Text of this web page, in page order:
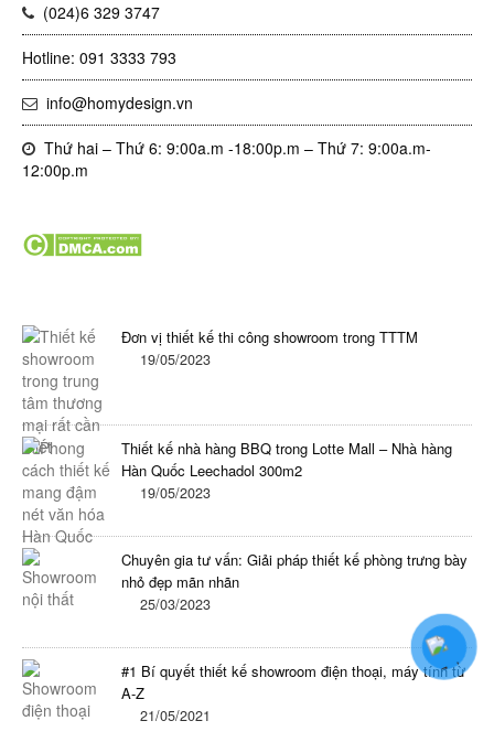
(024)6 329 3747
Hotline: 091 3333 793
info@homydesign.vn
Thứ hai – Thứ 6: 9:00a.m -18:00p.m – Thứ 7: 9:00a.m-
12:00p.m
Đơn vị thiết kế thi công showroom trong TTTM
19/05/2023
Thiết kế nhà hàng BBQ trong Lotte Mall – Nhà hàng
Hàn Quốc Leechadol 300m2
19/05/2023
Chuyên gia tư vấn: Giải pháp thiết kế phòng trưng bày
nhỏ đẹp mãn nhãn
25/03/2023
#1 Bí quyết thiết kế showroom điện thoại, máy tính từ
A-Z
21/05/2021